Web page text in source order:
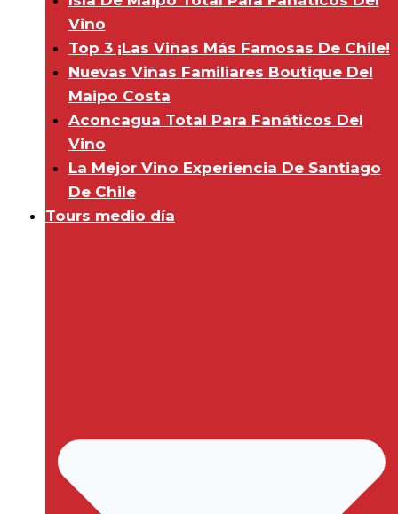
Vino
Top 3 ¡Las Viñas Más Famosas De Chile!
Nuevas Viñas Familiares Boutique Del
Maipo Costa
Aconcagua Total Para Fanáticos Del
Vino
La Mejor Vino Experiencia De Santiago
De Chile
Tours medio día